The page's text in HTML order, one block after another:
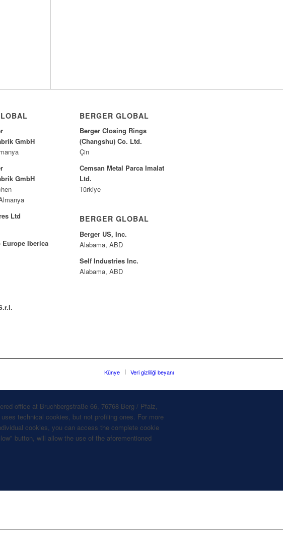
GmbH
GmbH
Ltd
Europe Iberica
BERGER GLOBAL
Berger Closing Rings
(Changshu) Co. Ltd.
Çin
Cemsan Metal Parca Imalat
Ltd.
Türkiye
BERGER GLOBAL
Berger US, Inc.
Alabama, ABD
Self Industries Inc.
Alabama, ABD
Künye Veri gizliliği beyanı
office at Bruchbergstraße 66, 76768 Berg / Pfalz,
technical cookies, but not profiling ones. For more
cookies, you can access the complete cookie
button, will allow the use of the aforementioned